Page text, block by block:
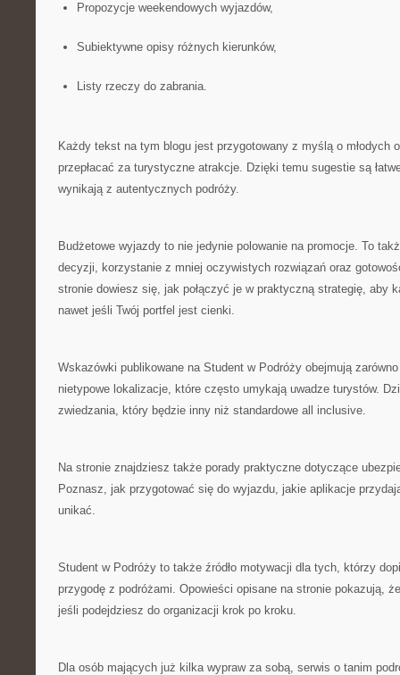
Propozycje weekendowych wyjazdów,
Subiektywne opisy różnych kierunków,
Listy rzeczy do zabrania.
Każdy tekst na tym blogu jest przygotowany z myślą o młodych
przepłacać za turystyczne atrakcje. Dzięki temu sugestie są
wynikają z autentycznych podróży.
Budżetowe wyjazdy to nie jedynie polowanie na promocje. To
decyzji, korzystanie z mniej oczywistych rozwiązań oraz
stronie dowiesz się, jak połączyć je w praktyczną strategię, aby
nawet jeśli Twój portfel jest cienki.
Wskazówki publikowane na Student w Podróży obejmują
nietypowe lokalizacje, które często umykają uwadze turystów.
zwiedzania, który będzie inny niż standardowe all inclusive.
Na stronie znajdziesz także porady praktyczne dotyczące
Poznasz, jak przygotować się do wyjazdu, jakie aplikacje
unikać.
Student w Podróży to także źródło motywacji dla tych, którzy
przygodę z podróżami. Opowieści opisane na stronie pokazują,
jeśli podejdziesz do organizacji krok po kroku.
Dla osób mających już kilka wypraw za sobą, serwis o tanim